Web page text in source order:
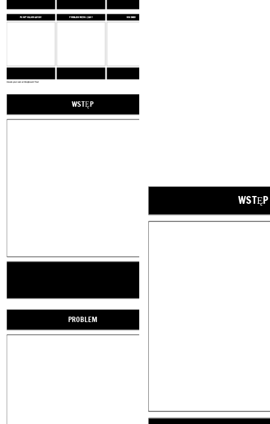
Create your own at Storyboard That
PUNKT KULMINACYJNY PROBLEM ROZWIĄZANY WNIOSEK
WSTĘP
PUNKT KULMINACYJNY
PROBLEM
WSTĘP